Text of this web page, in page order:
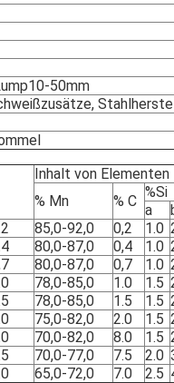
50mm
Inhalt von Elementen
% Mn
% C
%Si
a
85,0-92,0 0,2 1.0
80,0-87,0 0,4 1.0
80,0-87,0 0,7 1.0
78,0-85,0 1.0 1.5
78,0-85,0 1.5 1.5
75,0-82,0 2.0 1.5
70,0-82,0 8.0 1.5
70,0-77,0 7.5 2.0
65,0-72,0 7.0 2.5